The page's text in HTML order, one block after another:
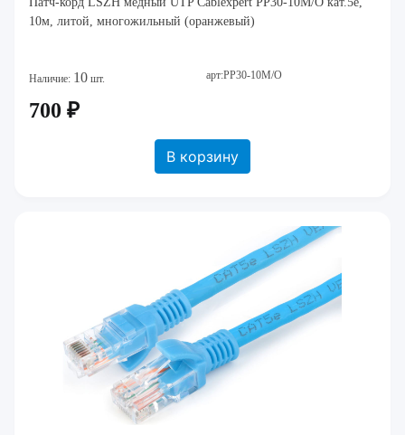
10м, литой, многожильный (оранжевый)
Наличие: 10 шт. арт:PP30-10M/O
700 ₽
В корзину